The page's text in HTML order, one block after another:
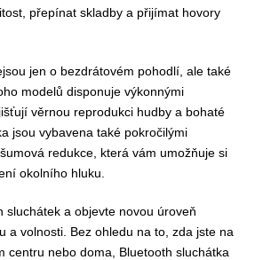
přepínat skladby a přijímat hovory
jen o bezdrátovém pohodlí, ale také
modelů disponuje výkonnými
věrnou reprodukci hudby a bohaté
jsou vybavena také pokročilými
redukce, která vám umožňuje si
okolního hluku.
sluchátek a objevte novou úroveň
a volnosti. Bez ohledu na to, zda jste na
centru nebo doma, Bluetooth sluchátka